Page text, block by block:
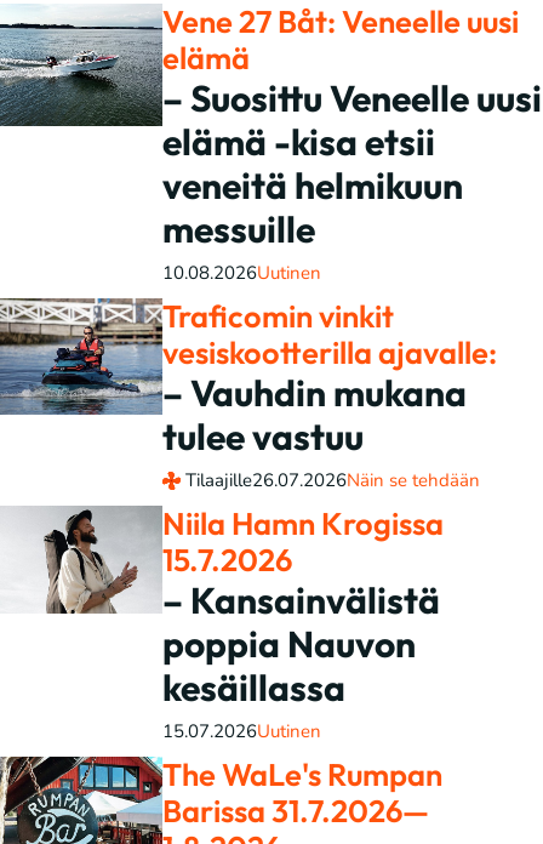
Vene 27 Båt: Veneelle uusi
elämä
– Suosittu Veneelle uusi
elämä -kisa etsii
veneitä helmikuun
messuille
10.08.2026Uutinen
Traficomin vinkit
vesiskootterilla ajavalle:
– Vauhdin mukana
tulee vastuu
Tilaajille26.07.2026Näin se tehdään
Niila Hamn Krogissa
15.7.2026
– Kansainvälistä
poppia Nauvon
kesäillassa
15.07.2026Uutinen
The WaLe's Rumpan
Barissa 31.7.2026—